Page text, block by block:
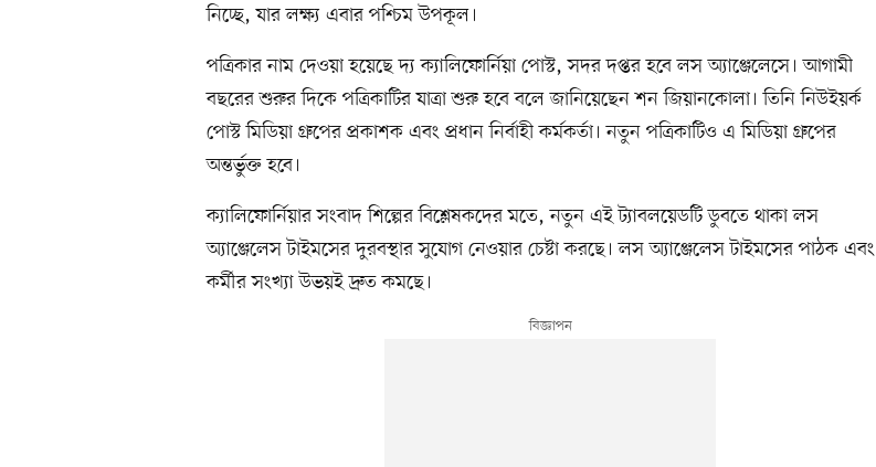
নিচ্ছে, যার লক্ষ্য এবার পশ্চিম উপকূল।
পত্রিকার নাম দেওয়া হয়েছে দ্য ক্যালিফোর্নিয়া পোস্ট, সদর দপ্তর হবে লস অ্যাঞ্জেলেসে। আগামী
বছরের শুরুর দিকে পত্রিকাটির যাত্রা শুরু হবে বলে জানিয়েছেন শন জিয়ানকোলা। তিনি নিউইয়র্ক
পোস্ট মিডিয়া গ্রুপের প্রকাশক এবং প্রধান নির্বাহী কর্মকর্তা। নতুন পত্রিকাটিও এ মিডিয়া গ্রুপের
অন্তর্ভুক্ত হবে।
ক্যালিফোর্নিয়ার সংবাদ শিল্পের বিশ্লেষকদের মতে, নতুন এই ট্যাবলয়েডটি ডুবতে থাকা লস
অ্যাঞ্জেলেস টাইমসের দুরবস্থার সুযোগ নেওয়ার চেষ্টা করছে। লস অ্যাঞ্জেলেস টাইমসের পাঠক এবং
কর্মীর সংখ্যা উভয়ই দ্রুত কমছে।